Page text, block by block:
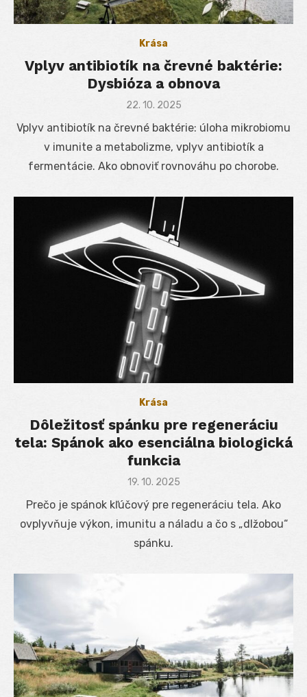
Krása
Vplyv antibiotík na črevné baktérie:
Dysbióza a obnova
Posted
22. 10. 2025
Vplyv antibiotík na črevné baktérie: úloha mikrobiomu
v imunite a metabolizme, vplyv antibiotík a
fermentácie. Ako obnoviť rovnováhu po chorobe.
Krása
Dôležitosť spánku pre regeneráciu
tela: Spánok ako esenciálna biologická
funkcia
Posted
19. 10. 2025
Prečo je spánok kľúčový pre regeneráciu tela. Ako
ovplyvňuje výkon, imunitu a náladu a čo s „dlžobou“
spánku.